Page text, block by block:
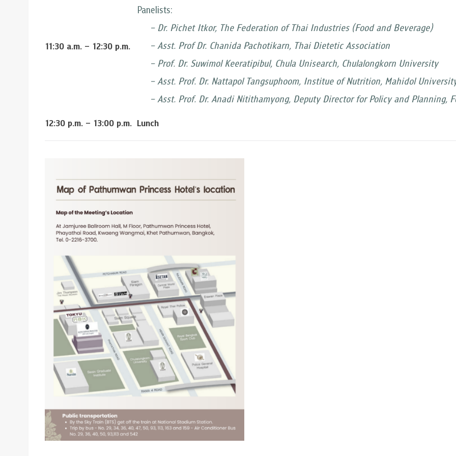
11:30 a.m. – 12:30 p.m.
Panelists:
– Dr. Pichet Itkor, The Federation of Thai Industries (Food and Beverage)
– Asst. Prof Dr. Chanida Pachotikarn, Thai Dietetic Association
– Prof. Dr. Suwimol Keeratipibul, Chula Unisearch, Chulalongkorn University
– Asst. Prof. Dr. Nattapol Tangsuphoom, Institue of Nutrition, Mahidol
– Asst. Prof. Dr. Anadi Nitithamyong, Deputy Director for Policy and Planning,
12:30 p.m. – 13:00 p.m. Lunch